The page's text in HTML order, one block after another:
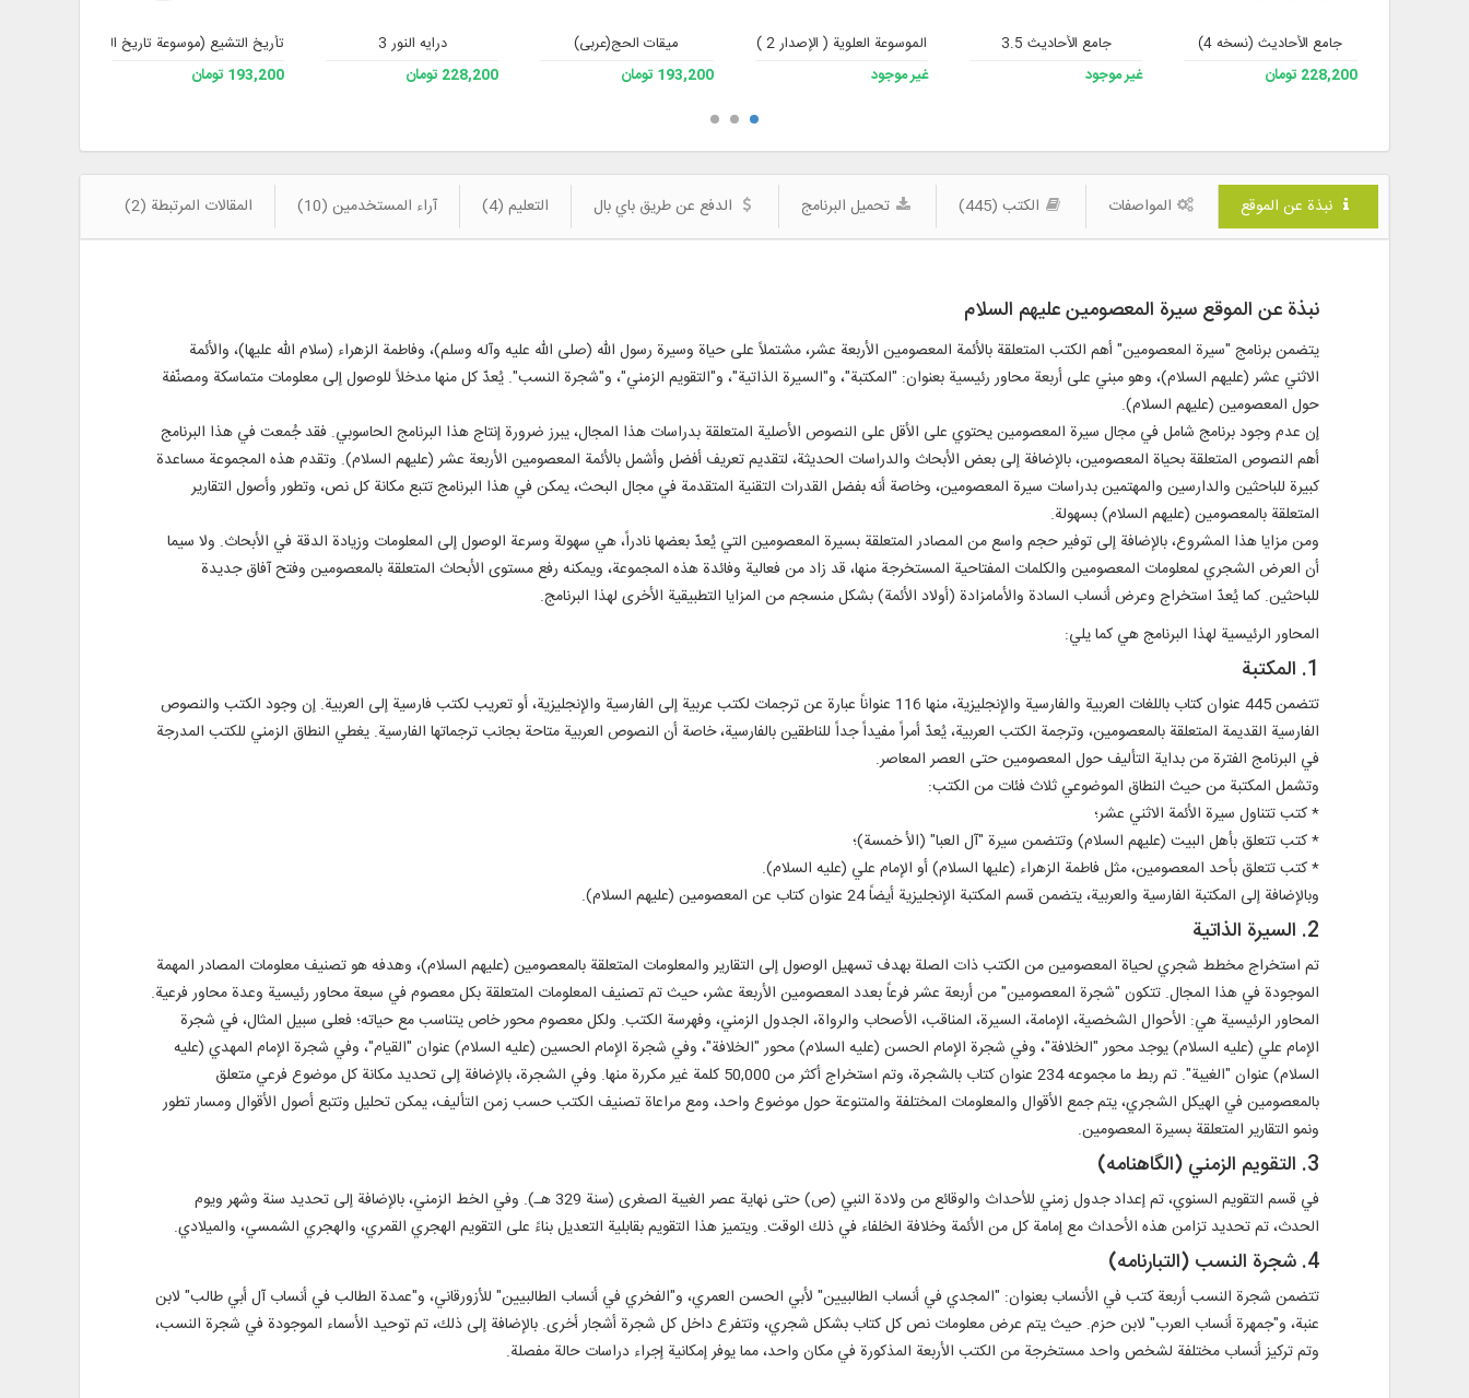
جامع الأحادیث (نسخه 4)
228,200 تومان
جامع الأحاديث 3.5
غير موجود
الموسوعة العلوية ( الإصدار 2 )
غير موجود
میقات الحج(عربی)
193,200 تومان
درایه النور 3
228,200 تومان
تأريخ التشيع (موسوعة تاريخ الشيعة)
193,200 تومان
نبذة عن الموقع المواصفات الكتب (445) تحميل البرنامج الدفع عن طريق باي بال التعليم (4) آراء المستخدمين (10) المقالات المرتبطة (2)
نبذة عن الموقع سيرة المعصومين عليهم السلام
يتضمن برنامج "سيرة المعصومين" أهم الكتب المتعلقة بالأئمة المعصومين الأربعة عشر، مشتملاً على حياة وسيرة رسول الله (صلى الله عليه وآله وسلم)، وفاطمة الزهراء (سلام الله عليها)، والأئمة
الاثني عشر (عليهم السلام)، وهو مبني على أربعة محاور رئيسية بعنوان: "المكتبة"، و"السيرة الذاتية"، و"التقويم الزمني"، و"شجرة النسب". يُعدّ كل منها مدخلاً للوصول إلى معلومات متماسكة ومصنّفة
حول المعصومين (عليهم السلام).
إن عدم وجود برنامج شامل في مجال سيرة المعصومين يحتوي على الأقل على النصوص الأصلية المتعلقة بدراسات هذا المجال، يبرز ضرورة إنتاج هذا البرنامج الحاسوبي. فقد جُمعت في هذا البرنامج
أهم النصوص المتعلقة بحياة المعصومين، بالإضافة إلى بعض الأبحاث والدراسات الحديثة، لتقديم تعريف أفضل وأشمل بالأئمة المعصومين الأربعة عشر (عليهم السلام). وتقدم هذه المجموعة مساعدة
كبيرة للباحثين والدارسين والمهتمين بدراسات سيرة المعصومين، وخاصة أنه بفضل القدرات التقنية المتقدمة في مجال البحث، يمكن في هذا البرنامج تتبع مكانة كل نص، وتطور وأصول التقارير
المتعلقة بالمعصومين (عليهم السلام) بسهولة.
ومن مزايا هذا المشروع، بالإضافة إلى توفير حجم واسع من المصادر المتعلقة بسيرة المعصومين التي يُعدّ بعضها نادراً، هي سهولة وسرعة الوصول إلى المعلومات وزيادة الدقة في الأبحاث. ولا سيما
أن العرض الشجري لمعلومات المعصومين والكلمات المفتاحية المستخرجة منها، قد زاد من فعالية وفائدة هذه المجموعة، ويمكنه رفع مستوى الأبحاث المتعلقة بالمعصومين وفتح آفاق جديدة
للباحثين. كما يُعدّ استخراج وعرض أنساب السادة والأمامزادة (أولاد الأئمة) بشكل منسجم من المزايا التطبيقية الأخرى لهذا البرنامج.
المحاور الرئيسية لهذا البرنامج هي كما يلي:
1. المكتبة
تتضمن 445 عنوان كتاب باللغات العربية والفارسية والإنجليزية، منها 116 عنواناً عبارة عن ترجمات لكتب عربية إلى الفارسية والإنجليزية، أو تعريب لكتب فارسية إلى العربية. إن وجود الكتب والنصوص
الفارسية القديمة المتعلقة بالمعصومين، وترجمة الكتب العربية، يُعدّ أمراً مفيداً جداً للناطقين بالفارسية، خاصة أن النصوص العربية متاحة بجانب ترجماتها الفارسية. يغطي النطاق الزمني للكتب المدرجة
في البرنامج الفترة من بداية التأليف حول المعصومين حتى العصر المعاصر.
وتشمل المكتبة من حيث النطاق الموضوعي ثلاث فئات من الكتب:
* كتب تتناول سيرة الأئمة الاثني عشر؛
* كتب تتعلق بأهل البيت (عليهم السلام) وتتضمن سيرة "آل العبا" (الأ خمسة)؛
* كتب تتعلق بأحد المعصومين، مثل فاطمة الزهراء (عليها السلام) أو الإمام علي (عليه السلام).
وبالإضافة إلى المكتبة الفارسية والعربية، يتضمن قسم المكتبة الإنجليزية أيضاً 24 عنوان كتاب عن المعصومين (عليهم السلام).
2. السيرة الذاتية
تم استخراج مخطط شجري لحياة المعصومين من الكتب ذات الصلة بهدف تسهيل الوصول إلى التقارير والمعلومات المتعلقة بالمعصومين (عليهم السلام)، وهدفه هو تصنيف معلومات المصادر المهمة
الموجودة في هذا المجال. تتكون "شجرة المعصومين" من أربعة عشر فرعاً بعدد المعصومين الأربعة عشر، حيث تم تصنيف المعلومات المتعلقة بكل معصوم في سبعة محاور رئيسية وعدة محاور فرعية.
المحاور الرئيسية هي: الأحوال الشخصية، الإمامة، السيرة، المناقب، الأصحاب والرواة، الجدول الزمني، وفهرسة الكتب. ولكل معصوم محور خاص يتناسب مع حياته؛ فعلى سبيل المثال، في شجرة
الإمام علي (عليه السلام) يوجد محور "الخلافة"، وفي شجرة الإمام الحسن (عليه السلام) محور "الخلافة"، وفي شجرة الإمام الحسين (عليه السلام) عنوان "القيام"، وفي شجرة الإمام المهدي (عليه
السلام) عنوان "الغيبة". تم ربط ما مجموعه 234 عنوان كتاب بالشجرة، وتم استخراج أكثر من 50,000 كلمة غير مكررة منها. وفي الشجرة، بالإضافة إلى تحديد مكانة كل موضوع فرعي متعلق
بالمعصومين في الهيكل الشجري، يتم جمع الأقوال والمعلومات المختلفة والمتنوعة حول موضوع واحد، ومع مراعاة تصنيف الكتب حسب زمن التأليف، يمكن تحليل وتتبع أصول الأقوال ومسار تطور
ونمو التقارير المتعلقة بسيرة المعصومين.
3. التقويم الزمني (الگاهنامه)
في قسم التقويم السنوي، تم إعداد جدول زمني للأحداث والوقائع من ولادة النبي (ص) حتى نهاية عصر الغيبة الصغرى (سنة 329 هـ). وفي الخط الزمني، بالإضافة إلى تحديد سنة وشهر ويوم
الحدث، تم تحديد تزامن هذه الأحداث مع إمامة كل من الأئمة وخلافة الخلفاء في ذلك الوقت. ويتميز هذا التقويم بقابلية التعديل بناءً على التقويم الهجري القمري، والهجري الشمسي، والميلادي.
4. شجرة النسب (التبارنامه)
تتضمن شجرة النسب أربعة كتب في الأنساب بعنوان: "المجدي في أنساب الطالبيين" لأبي الحسن العمري، و"الفخري في أنساب الطالبيين" للأزورقاني، و"عمدة الطالب في أنساب آل أبي طالب" لابن
عنبة، و"جمهرة أنساب العرب" لابن حزم. حيث يتم عرض معلومات نص كل كتاب بشكل شجري، وتتفرع داخل كل شجرة أشجار أخرى. بالإضافة إلى ذلك، تم توحيد الأسماء الموجودة في شجرة النسب،
وتم تركيز أنساب مختلفة لشخص واحد مستخرجة من الكتب الأربعة المذكورة في مكان واحد، مما يوفر إمكانية إجراء دراسات حالة مفصلة.